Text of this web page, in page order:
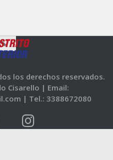
los derechos reservados.
Cisarello | Email:
| Tel.: 3388672080